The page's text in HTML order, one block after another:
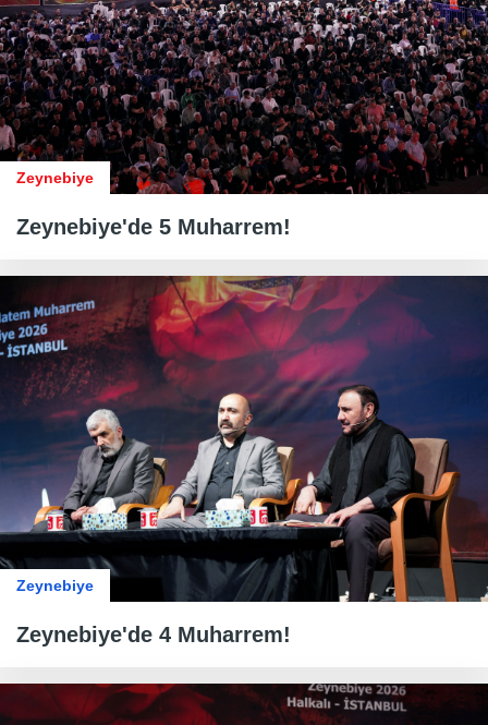
Zeynebiye
Zeynebiye'de 5 Muharrem!
Zeynebiye
Zeynebiye'de 4 Muharrem!